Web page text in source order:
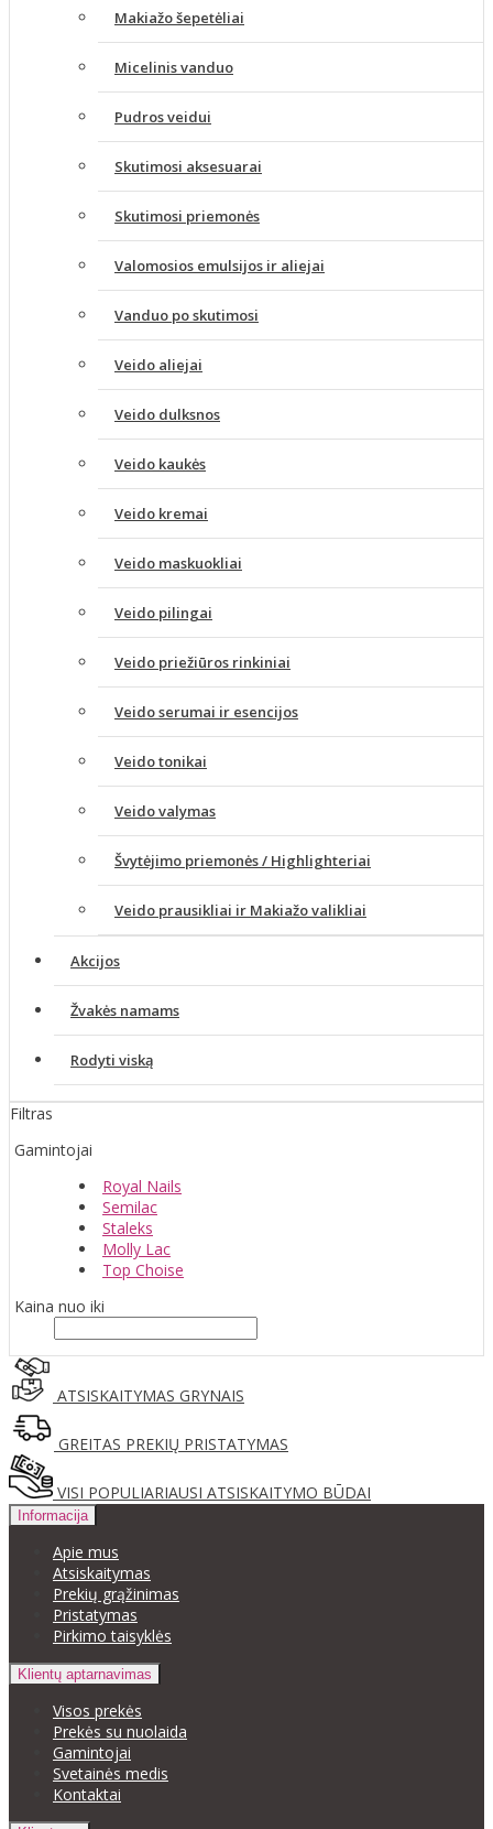
Makiažo šepetėliai
Micelinis vanduo
Pudros veidui
Skutimosi aksesuarai
Skutimosi priemonės
Valomosios emulsijos ir aliejai
Vanduo po skutimosi
Veido aliejai
Veido dulksnos
Veido kaukės
Veido kremai
Veido maskuokliai
Veido pilingai
Veido priežiūros rinkiniai
Veido serumai ir esencijos
Veido tonikai
Veido valymas
Švytėjimo priemonės / Highlighteriai
Veido prausikliai ir Makiažo valikliai
Akcijos
Žvakės namams
Rodyti viską
Filtras
Gamintojai
Royal Nails
Semilac
Staleks
Molly Lac
Top Choise
Kaina nuo iki
ATSISKAITYMAS GRYNAIS
GREITAS PREKIŲ PRISTATYMAS
VISI POPULIARIAUSI ATSISKAITYMO BŪDAI
Informacija
Apie mus
Atsiskaitymas
Prekių grąžinimas
Pristatymas
Pirkimo taisyklės
Klientų aptarnavimas
Visos prekės
Prekės su nuolaida
Gamintojai
Svetainės medis
Kontaktai